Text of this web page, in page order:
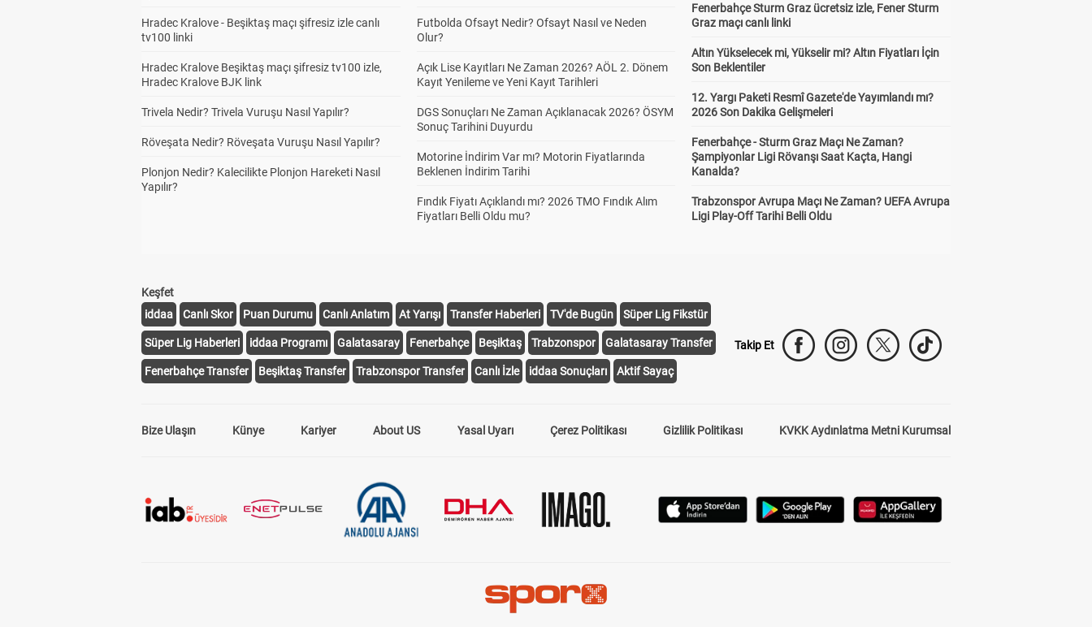
Hradec Kralove - Beşiktaş maçı şifresiz izle canlı
tv100 linki
Hradec Kralove Beşiktaş maçı şifresiz tv100 izle,
Hradec Kralove BJK link
Trivela Nedir? Trivela Vuruşu Nasıl Yapılır?
Röveşata Nedir? Röveşata Vuruşu Nasıl Yapılır?
Plonjon Nedir? Kalecilikte Plonjon Hareketi Nasıl
Yapılır?
Futbolda Ofsayt Nedir? Ofsayt Nasıl ve Neden
Olur?
Açık Lise Kayıtları Ne Zaman 2026? AÖL 2. Dönem
Kayıt Yenileme ve Yeni Kayıt Tarihleri
DGS Sonuçları Ne Zaman Açıklanacak 2026? ÖSYM
Sonuç Tarihini Duyurdu
Motorine İndirim Var mı? Motorin Fiyatlarında
Beklenen İndirim Tarihi
Fındık Fiyatı Açıklandı mı? 2026 TMO Fındık Alım
Fiyatları Belli Oldu mu?
Fenerbahçe Sturm Graz ücretsiz izle, Fener Sturm
Graz maçı canlı linki
Altın Yükselecek mi, Yükselir mi? Altın Fiyatları İçin
Son Beklentiler
12. Yargı Paketi Resmî Gazete'de Yayımlandı mı?
2026 Son Dakika Gelişmeleri
Fenerbahçe - Sturm Graz Maçı Ne Zaman?
Şampiyonlar Ligi Rövanşı Saat Kaçta, Hangi
Kanalda?
Trabzonspor Avrupa Maçı Ne Zaman? UEFA Avrupa
Ligi Play-Off Tarihi Belli Oldu
Keşfet
iddaa
Canlı Skor Puan Durumu Canlı Anlatım At Yarışı Transfer Haberleri TV'de Bugün Süper Lig Fikstür
Süper Lig Haberleri iddaa Programı Galatasaray Fenerbahçe Beşiktaş Trabzonspor Galatasaray Transfer
Fenerbahçe Transfer Beşiktaş Transfer Trabzonspor Transfer Canlı İzle iddaa Sonuçları Aktif Sayaç
Takip Et
Bize Ulaşın Künye Kariyer About US Yasal Uyarı Çerez Politikası Gizlilik Politikası KVKK Aydınlatma Metni Kurumsal